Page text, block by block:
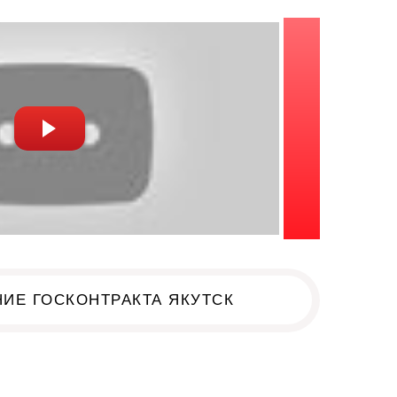
ГОСКОНТРАКТА ЯКУТСК